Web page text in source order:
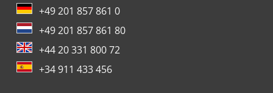
+49 201 857 861 0
+49 201 857 861 80
+44 20 331 800 72
+34 911 433 456